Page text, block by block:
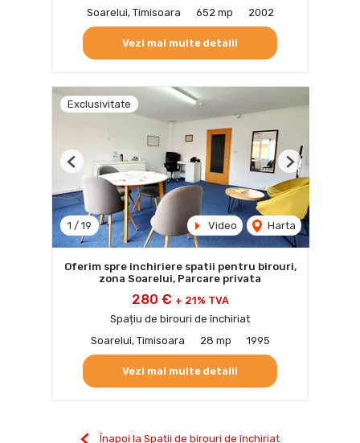
Soarelui, Timisoara
652 mp 2002
Vezi mai multe detalii
Exclusivitate
1 / 19 Video Harta
Previous Next
Oferim spre inchiriere spatii pentru birouri,
zona Soarelui, Parcare privata
280 € + 21% TVA
Spațiu de birouri de închiriat
Soarelui, Timisoara
28 mp 1995
Vezi mai multe detalii
Înapoi la Spații de birouri de închiriat